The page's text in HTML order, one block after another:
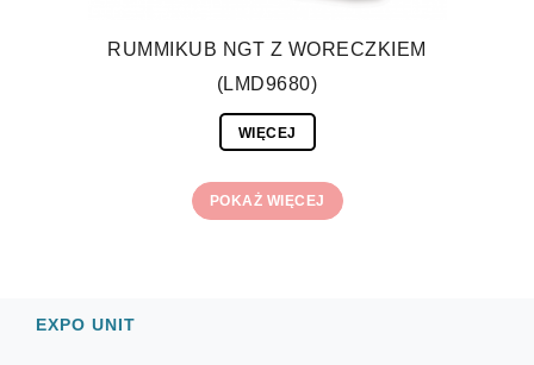
RUMMIKUB NGT Z WORECZKIEM
(LMD9680)
WIĘCEJ
POKAŻ WIĘCEJ
EXPO UNIT